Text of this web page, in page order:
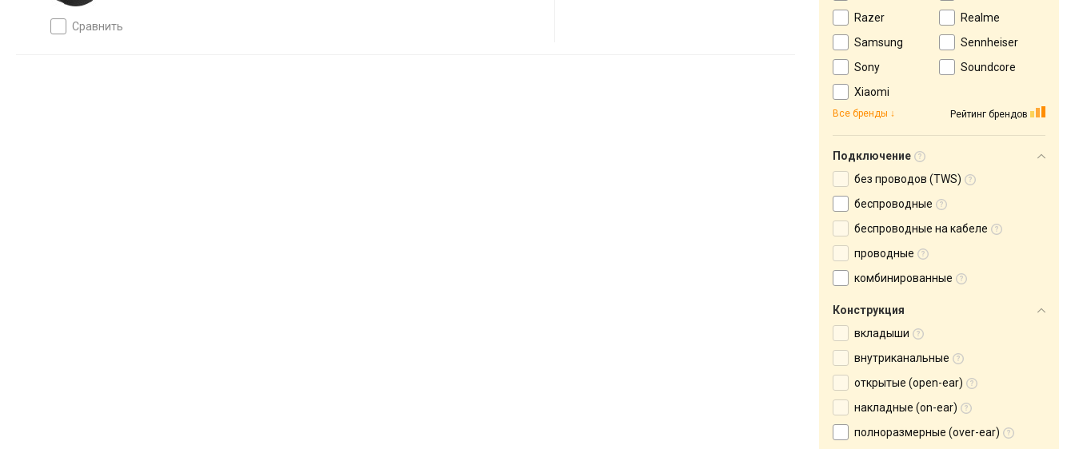
сравнить
Razer
Realme
Samsung
Sennheiser
Sony
Soundcore
Xiaomi
Рейтинг брендов
Все бренды
Подключение
без проводов (TWS)
беспроводные
беспроводные на кабеле
проводные
комбинированные
Конструкция
вкладыши
внутриканальные
открытые (open-ear)
накладные (on-ear)
полноразмерные (over-ear)